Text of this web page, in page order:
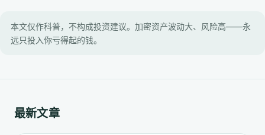
本文仅作科普，不构成投资建议。加密资产波动大、风险高——永
远只投入你亏得起的钱。
最新文章